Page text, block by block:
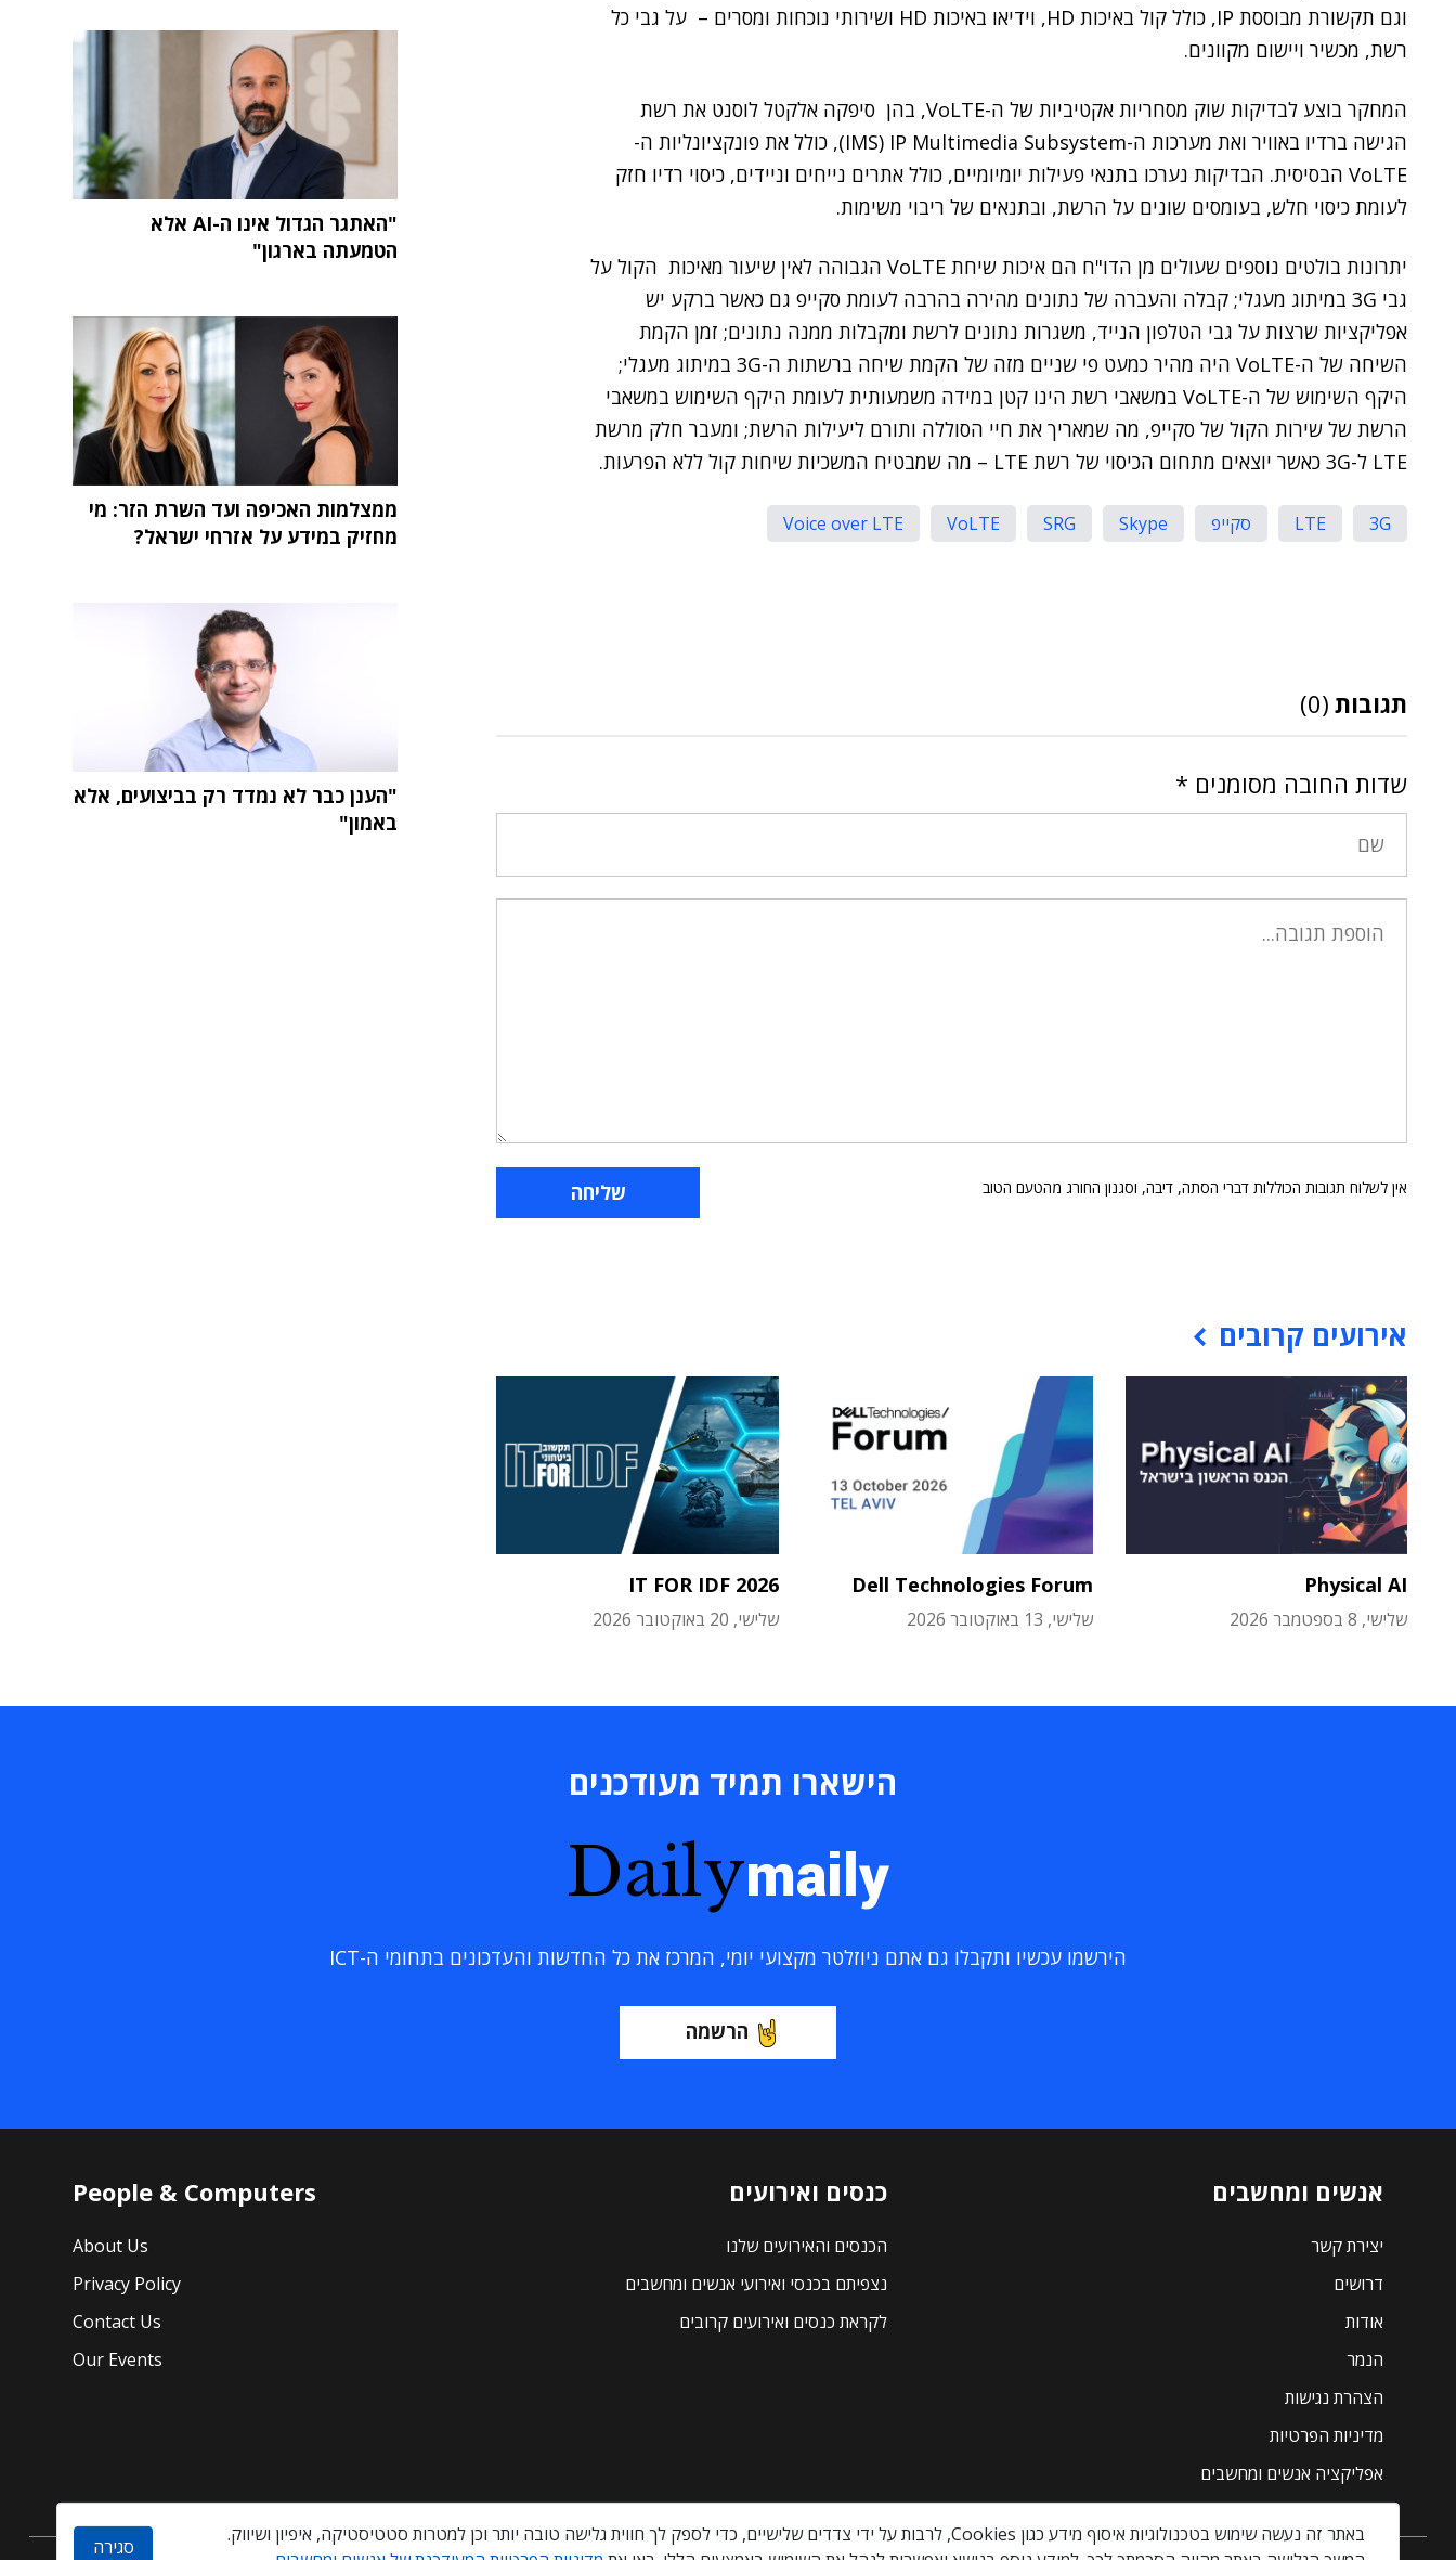
וגם תקשורת מבוססת IP, כולל קול באיכות HD, וידיאו באיכות HD ושירותי נוכחות ומסרים – על גבי כל
רשת, מכשיר ויישום מקוונים.
המחקר בוצע לבדיקות שוק מסחריות אקטיביות של ה-VoLTE, בהן סיפקה אלקטל לוסנט את רשת
הגישה ברדיו באוויר ואת מערכות ה-IMS) IP Multimedia Subsystem), כולל את פונקציונליות ה-
VoLTE הבסיסית. הבדיקות נערכו בתנאי פעילות יומיומיים, כולל אתרים נייחים וניידים, כיסוי רדיו חזק
לעומת כיסוי חלש, בעומסים שונים על הרשת, ובתנאים של ריבוי משימות.
יתרונות בולטים נוספים שעולים מן הדו"ח הם איכות שיחת VoLTE הגבוהה לאין שיעור מאיכות הקול על
גבי 3G במיתוג מעגלי; קבלה והעברה של נתונים מהירה בהרבה לעומת סקייפ גם כאשר ברקע יש
אפליקציות שרצות על גבי הטלפון הנייד, משגרות נתונים לרשת ומקבלות ממנה נתונים; זמן הקמת
השיחה של ה-VoLTE היה מהיר כמעט פי שניים מזה של הקמת שיחה ברשתות ה-3G במיתוג מעגלי;
היקף השימוש של ה-VoLTE במשאבי רשת הינו קטן במידה משמעותית לעומת היקף השימוש במשאבי
הרשת של שירות הקול של סקייפ, מה שמאריך את חיי הסוללה ותורם ליעילות הרשת; ומעבר חלק מרשת
LTE ל-3G כאשר יוצאים מתחום הכיסוי של רשת LTE – מה שמבטיח המשכיות שיחות קול ללא הפרעות.
3G
LTE סקייפ Skype
SRG
VoLTE
Voice over LTE
תגובות (0)
שדות החובה מסומנים *
אין לשלוח תגובות הכוללות דברי הסתה, דיבה, וסגנון החורג מהטעם הטוב
אירועים קרובים
Physical AI
שלישי, 8 בספטמבר 2026
Dell Technologies Forum
שלישי, 13 באוקטובר 2026
IT FOR IDF 2026
שלישי, 20 באוקטובר 2026
"האתגר הגדול אינו ה-AI אלא
הטמעתה בארגון"
ממצלמות האכיפה ועד השרת הזר: מי
מחזיק במידע על אזרחי ישראל?
"הענן כבר לא נמדד רק בביצועים, אלא
באמון"
הישארו תמיד מעודכנים
Dailymaily
הירשמו עכשיו ותקבלו גם אתם ניוזלטר מקצועי יומי, המרכז את כל החדשות והעדכונים בתחומי ה-ICT
הרשמה
אנשים ומחשבים
יצירת קשר
דרושים
אודות
הנמר
הצהרת נגישות
מדיניות הפרטיות
אפליקציה אנשים ומחשבים
כנסים ואירועים
הכנסים והאירועים שלנו
נצפיתם בכנסי ואירועי אנשים ומחשבים
לקראת כנסים ואירועים קרובים
People & Computers
About Us
Privacy Policy
Contact Us
Our Events
באתר זה נעשה שימוש בטכנולוגיות איסוף מידע כגון Cookies, לרבות על ידי צדדים שלישיים, כדי לספק לך חווית גלישה טובה יותר וכן למטרות סטטיסטיקה, איפיון ושיווק.
סגירה